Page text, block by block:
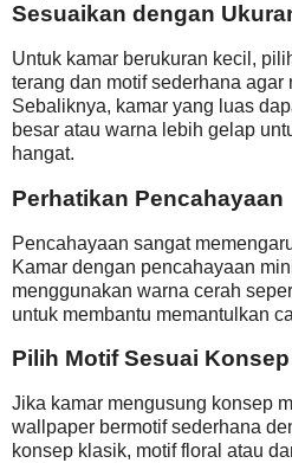
Sesuaikan dengan
Untuk kamar berukuran kecil,
terang dan motif sederhana
Sebaliknya, kamar yang luas
besar atau warna lebih gelap
hangat.
Perhatikan Pencahayaan
Pencahayaan sangat
Kamar dengan pencahayaan
menggunakan warna cerah
untuk membantu memantulkan
Pilih Motif Sesuai
Jika kamar mengusung konsep
wallpaper bermotif sederhana
konsep klasik, motif floral atau